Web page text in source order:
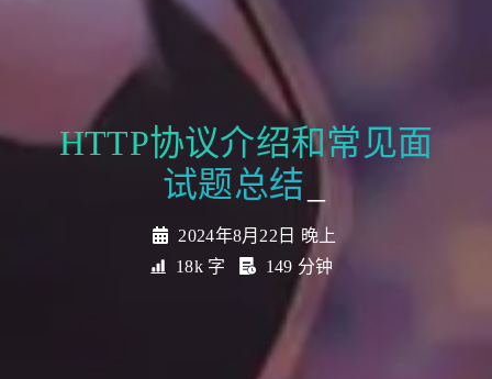
_
2024年8月22日 晚上
18k 字
149 分钟